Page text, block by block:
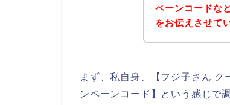
ペーンコードな
をお伝えさせて
まず、私自身、【フジ子さん
ンペーンコード】という感じで